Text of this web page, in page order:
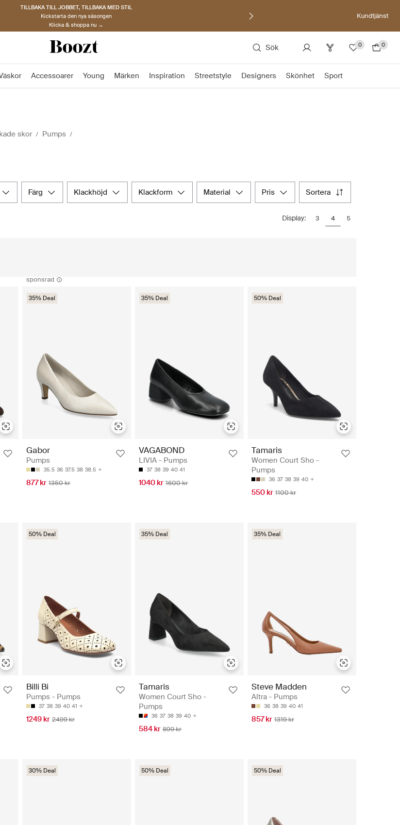
TILLBAKA TILL JOBBET, TILLBAKA MED STIL
Kickstarta den nya säsongen
Klicka & shoppa nu →
Kundtjänst
Sök 0 0
Accessoarer Young Märken Inspiration Streetstyle Designers Skönhet Sport
skor Pumps
färg klackhöjd klackform material pris sortera
Display: 3 4 5
sponsrad
35% Deal
Gabor
Pumps
35.5 36 37.5 38 38.5
877 kr 1350 kr
35% Deal
VAGABOND
LIVIA - Pumps
37 38 39 40 41
1040 kr 1600 kr
50% Deal
Tamaris
Women Court Sho -
Pumps
36 37 38 39 40
550 kr 1100 kr
50% Deal
Billi Bi
Pumps - Pumps
37 38 39 40 41
1249 kr 2499 kr
35% Deal
Tamaris
Women Court Sho -
Pumps
36 37 38 39 40
584 kr 899 kr
35% Deal
Steve Madden
Altra - Pumps
36 38 39 40 41
857 kr 1319 kr
30% Deal 50% Deal 50% Deal